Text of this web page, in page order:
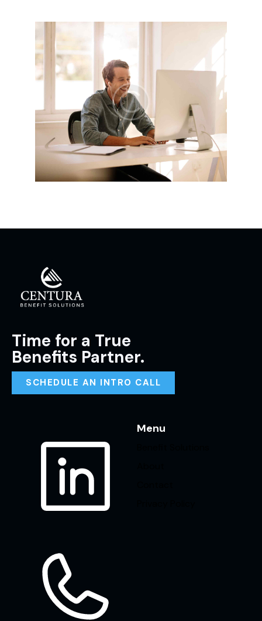
Time for a True
Benefits Partner.
SCHEDULE AN INTRO CALL
Menu